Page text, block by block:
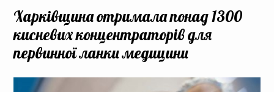
Громадське здоров’я
Харківщина отримала понад 1300
кисневих концентраторів для
первинної ланки медицини